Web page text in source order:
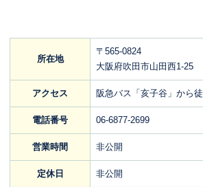
所在地
〒565-0824
大阪府吹田市山田西1-25
アクセス 阪急バス「亥子谷」から
電話番号 06-6877-2699
営業時間 非公開
定休日 非公開